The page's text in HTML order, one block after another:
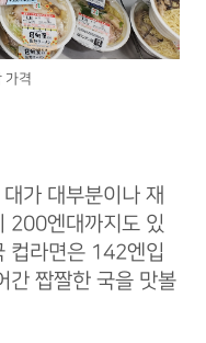
가격
가 대부분이나 재
200엔대까지도 있
컵라면은 142엔입
간 짭짤한 국을 맛볼